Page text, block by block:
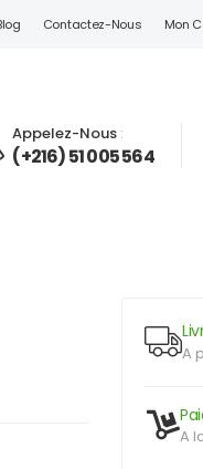
Contactez-Nous Mon
Appelez-Nous :
(+216) 51 005 564
A
A